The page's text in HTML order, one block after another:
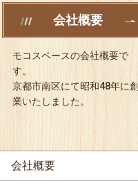
会社概要
モコスペースの会社概要で
す。
京都市南区にて昭和48年に創
業いたしました。
会社概要